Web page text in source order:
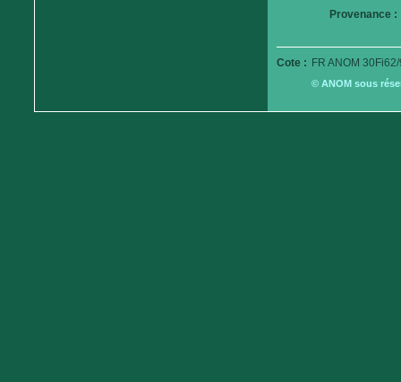
Provenance :
Cote : FR ANOM
© ANOM sous